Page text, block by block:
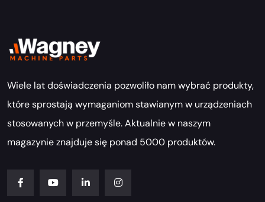
Wiele lat doświadczenia pozwoliło nam wybrać produkty,
które sprostają wymaganiom stawianym w urządzeniach
stosowanych w przemyśle. Aktualnie w naszym
magazynie znajduje się ponad 5000 produktów.